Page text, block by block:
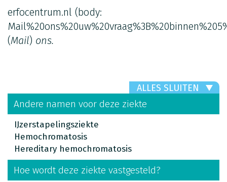
erfocentrum.nl (body:
(Mail) ons.
ALLES SLUITEN
Andere namen voor deze ziekte
IJzerstapelingsziekte
Hemochromatosis
Hereditary hemochromatosis
Hoe wordt deze ziekte vastgesteld?